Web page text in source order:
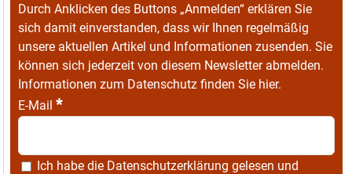
Durch Anklicken des Buttons „Anmelden“ erklären Sie
sich damit einverstanden, dass wir Ihnen regelmäßig
unsere aktuellen Artikel und Informationen zusenden. Sie
können sich jederzeit von diesem Newsletter abmelden.
Informationen zum Datenschutz finden Sie hier.
E-Mail *
Ich habe die Datenschutzerklärung gelesen und